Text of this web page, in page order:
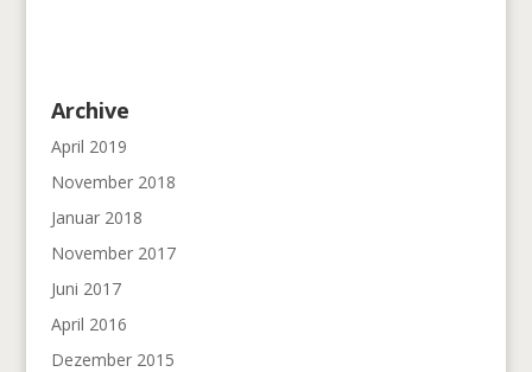
Archive
April 2019
November 2018
Januar 2018
November 2017
Juni 2017
April 2016
Dezember 2015